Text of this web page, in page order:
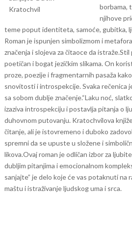
borbama,
njihove
teme poput identiteta, samoće, gubitka,
Roman je ispunjen simbolizmom i
značenja i slojeva za čitaoce da istraže.Stil
poetičan i bogat jezičkim slikama. On
proze, poezije i fragmentarnih pasaža
snovitosti i introspekcije. Svaka rečenica
sa sobom dublje značenje.“Laku noć,
izaziva introspekciju i postavlja pitanja o
duhovnom putovanju. Kratochvilova
čitanje, ali je istovremeno i duboko
spremni da se upuste u složene i
likova.Ovaj roman je odličan izbor za
dubljim pitanjima i emocionalnom
sanjajte” je delo koje će vas potaknuti na
maštu i istraživanje ljudskog uma i srca.